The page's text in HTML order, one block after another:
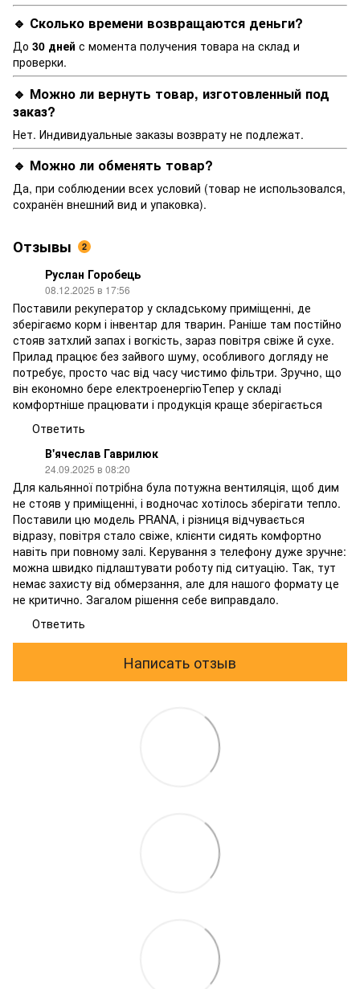
🔹 Сколько времени возвращаются деньги?
До 30 дней с момента получения товара на склад и
проверки.
🔹 Можно ли вернуть товар, изготовленный под
заказ?
Нет. Индивидуальные заказы возврату не подлежат.
🔹 Можно ли обменять товар?
Да, при соблюдении всех условий (товар не использовался,
сохранён внешний вид и упаковка).
Отзывы 2
Руслан Горобець
08.12.2025 в 17:56
Поставили рекуператор у складському приміщенні, де
зберігаємо корм і інвентар для тварин. Раніше там постійно
стояв затхлий запах і вогкість, зараз повітря свіже й сухе.
Прилад працює без зайвого шуму, особливого догляду не
потребує, просто час від часу чистимо фільтри. Зручно, що
він економно бере електроенергіюТепер у складі
комфортніше працювати і продукція краще зберігається
Ответить
В'ячеслав Гаврилюк
24.09.2025 в 08:20
Для кальянної потрібна була потужна вентиляція, щоб дим
не стояв у приміщенні, і водночас хотілось зберігати тепло.
Поставили цю модель PRANA, і різниця відчувається
відразу, повітря стало свіже, клієнти сидять комфортно
навіть при повному залі. Керування з телефону дуже зручне:
можна швидко підлаштувати роботу під ситуацію. Так, тут
немає захисту від обмерзання, але для нашого формату це
не критично. Загалом рішення себе виправдало.
Ответить
Написать отзыв